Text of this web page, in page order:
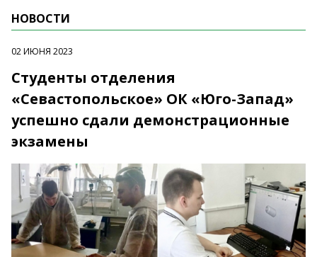
НОВОСТИ
02 ИЮНЯ 2023
Студенты отделения
«Севастопольское» ОК «Юго-Запад»
успешно сдали демонстрационные
экзамены